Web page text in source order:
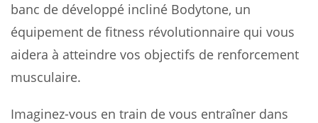
banc de développé incliné Bodytone, un
équipement de fitness révolutionnaire qui vous
aidera à atteindre vos objectifs de renforcement
musculaire.
Imaginez-vous en train de vous entraîner dans